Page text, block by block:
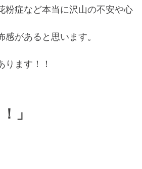
粉症など本当に沢山の不安や心
があると思います。
ます！！
」